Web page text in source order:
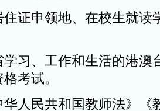
住证申领地、在校生就读
学习、工作和生活的港
考试。
华人民共和国教师法》《